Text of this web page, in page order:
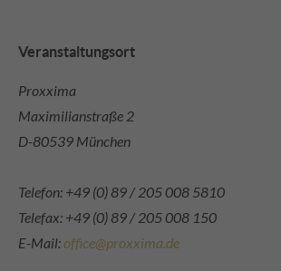
Veranstaltungsort
Proxxima
Maximilianstraße 2
D-80539 München
Telefon: +49 (0) 89 / 205 008 5810
Telefax: +49 (0) 89 / 205 008 150
E-Mail:office@proxxima.de